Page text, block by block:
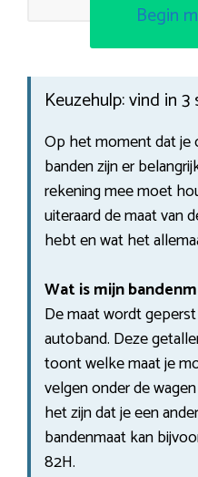
Begin
Keuzehulp: vind in
Op het moment dat je
banden zijn er
rekening mee moet
uiteraard de maat van
hebt en wat het
Wat is mijn
De maat wordt
autoband. Deze
toont welke maat je
velgen onder de
het zijn dat je een
bandenmaat kan
82H.